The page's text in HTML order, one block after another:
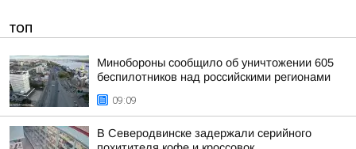
ТОП
Минобороны сообщило об уничтожении 605
беспилотников над российскими регионами
09:09
В Северодвинске задержали серийного